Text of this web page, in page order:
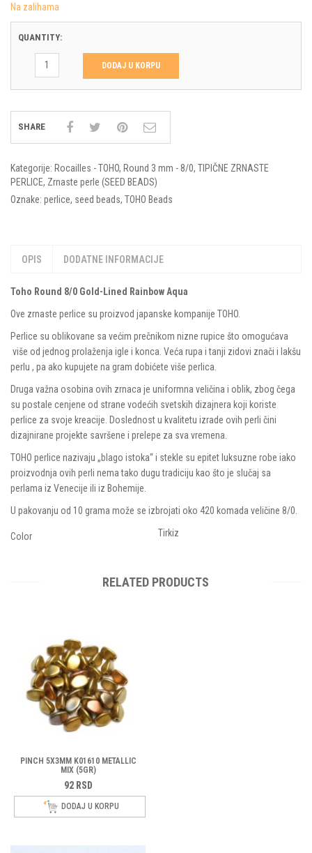
Na zalihama
QUANTITY:
DODAJ U KORPU
SHARE
Kategorije: Rocailles - TOHO, Round 3 mm - 8/0, TIPIČNE ZRNASTE
PERLICE, Zrnaste perle (SEED BEADS)
Oznake: perlice, seed beads, TOHO Beads
OPIS DODATNE INFORMACIJE
Toho Round 8/0 Gold-Lined Rainbow Aqua
Ove zrnaste perlice su proizvod japanske kompanije TOHO.
Perlice su oblikovane sa većim prečnikom nizne rupice što omogućava
više od jednog prolaženja igle i konca. Veća rupa i tanji zidovi znači i lakšu
perlu , pa ako kupujete na gram dobićete više perlica.
Druga važna osobina ovih zrnaca je uniformna veličina i oblik, zbog čega
su postale cenjene od strane vodećih svetskih dizajnera koji koriste
perlice za svoje kreacije. Doslednost u kvalitetu izrade ovih perli čini
dizajnirane projekte savršene i prelepe za sva vremena.
TOHO perlice nazivaju „blago istoka“ i stekle su epitet luksuzne robe iako
proizvodnja ovih perli nema tako dugu tradiciju kao što je slučaj sa
perlama iz Venecije ili iz Bohemije.
U pakovanju od 10 grama može se izbrojati oko 420 komada veličine 8/0.
Color Tirkiz
RELATED PRODUCTS
PINCH 5X3MM K01610 METALLIC
MIX (5GR)
92 RSD
DODAJ U KORPU